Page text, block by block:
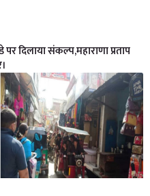
दिलाया संकल्प,महाराणा प्रताप